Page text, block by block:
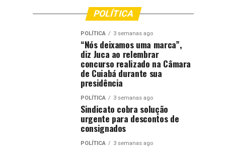
POLÍTICA
POLÍTICA 3 semanas ago
“Nós deixamos uma marca”,
diz Juca ao relembrar
concurso realizado na Câmara
de Cuiabá durante sua
presidência
POLÍTICA 3 semanas ago
Sindicato cobra solução
urgente para descontos de
consignados
POLÍTICA 3 semanas ago